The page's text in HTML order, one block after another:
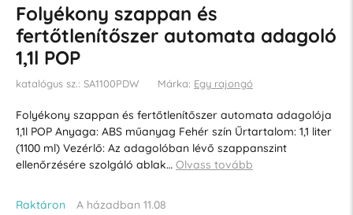
Folyékony szappan és
fertőtlenítőszer automata adagoló
1,1l POP
katalógus sz.: SA1100PDW Márka: Egy rajongó
Folyékony szappan és fertőtlenítőszer automata adagolója
1,1l POP Anyaga: ABS műanyag Fehér szín Űrtartalom: 1,1 liter
(1100 ml) Vezérlő: Az adagolóban lévő szappanszint
ellenőrzésére szolgáló ablak… Olvass tovább
Raktáron A házadban 11.08